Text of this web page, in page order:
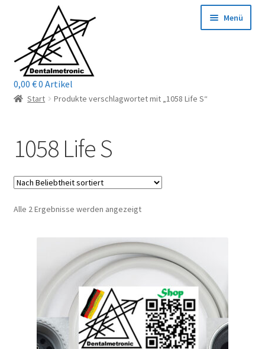
Navigation
springen
springen
Menü
Home
Mein Konto / Login
Kontakt
Reparaturservice
Unsere Firma
Stellenangebote
0,00 €0 Artikel
Start Produkte verschlagwortet mit „1058 Life S“
1058 Life S
Alle 2 Ergebnisse werden angezeigtNach